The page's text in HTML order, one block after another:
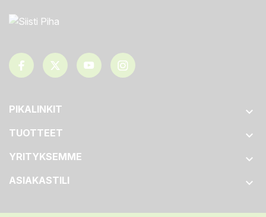
PIKALINKIT 
TUOTTEET 
YRITYKSEMME 
ASIAKASTILI 